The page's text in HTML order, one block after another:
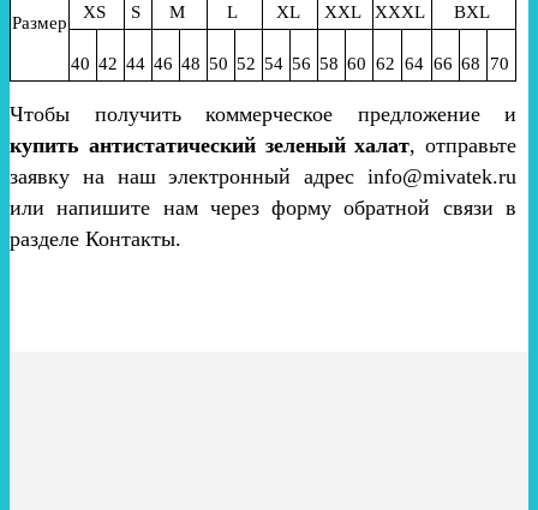
Размер
XS S M L XL XXL XXXL BXL
40 42 44 46 48 50 52 54 56 58 60 62 64 66 68 70
Чтобы получить коммерческое предложение и
купить антистатический зеленый халат, отправьте
заявку на наш электронный адрес info@mivatek.ru
или напишите нам через форму обратной связи в
разделе Контакты.